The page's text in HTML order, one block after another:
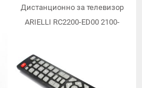
Дистанционно за телевизор
ARIELLI RC2200-ED00 2100-